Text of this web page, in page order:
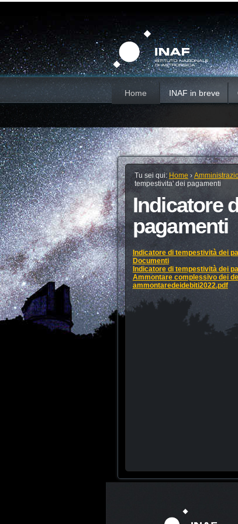
contenuti.
Salta
alla
navigazione
Home INAF in breve
Tu sei qui: Home ›
tempestivita' dei pagamenti
Indicatore
pagamenti
Indicatore di tempestività dei
Documenti
Indicatore di tempestività dei
Ammontare complessivo dei
ammontaredeidebiti2022.pdf